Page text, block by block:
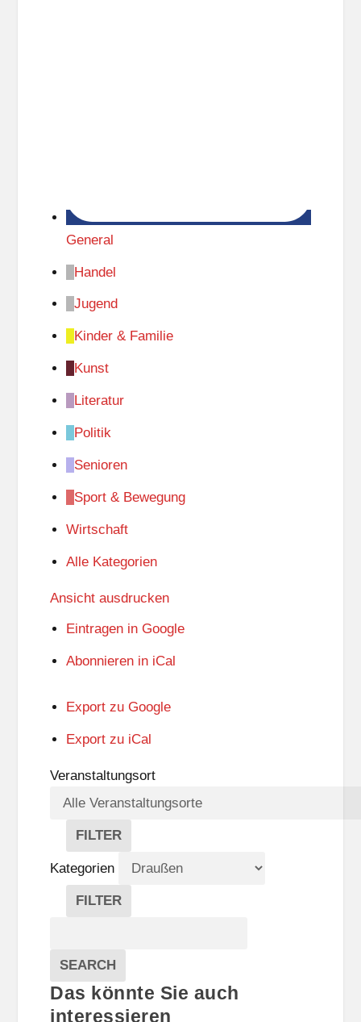
General
Handel
Jugend
Kinder & Familie
Kunst
Literatur
Politik
Senioren
Sport & Bewegung
Wirtschaft
Alle Kategorien
Ansicht ausdrucken
Eintragen in Google
Abonnieren in iCal
Export zu Google
Export zu iCal
Veranstaltungsort
FILTER
V
E
R
A
A
L
T
U
Kategorien
FILTER
E
G
O
R
Veranstaltungen
SEARCH
Das könnte Sie auch
interessieren